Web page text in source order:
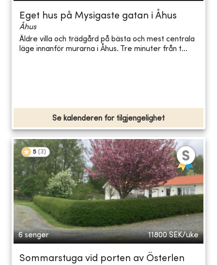
Eget hus på Mysigaste gatan i Åhus
Åhus
Äldre villa och trädgård på bästa och mest centrala
läge innanför murarna i Åhus. Tre minuter från t...
Se kalenderen for tilgjengelighet
5 (3)
6 senger 11800 SEK/uke
Sommarstuga vid porten av Österlen